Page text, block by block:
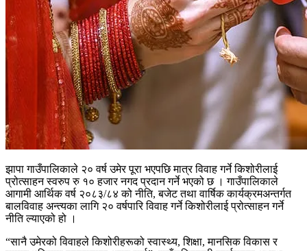
झापा गाउँपालिकाले २० वर्ष उमेर पूरा भएपछि मात्र विवाह गर्ने किशोरीलाई
प्रोत्साहन स्वरुप रु १० हजार नगद प्रदान गर्ने भएको छ । गाउँपालिकाले
आगामी आर्थिक वर्ष २०८३/८४ को नीति, बजेट तथा वार्षिक कार्यक्रमअन्तर्गत
बालविवाह अन्त्यका लागि २० वर्षपारि विवाह गर्ने किशोरीलाई प्रोत्साहन गर्ने
नीति ल्याएको हो ।
“सानै उमेरको विवाहले किशोरीहरूको स्वास्थ्य, शिक्षा, मानसिक विकास र